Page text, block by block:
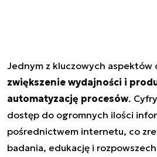
Jednym z kluczowych aspektów
zwiększenie wydajności i
automatyzację procesów.
dostęp do ogromnych ilości
pośrednictwem internetu, co
badania, edukację i